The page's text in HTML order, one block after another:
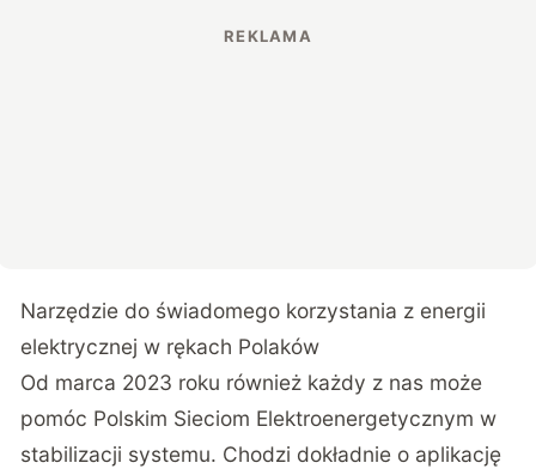
Narzędzie do świadomego korzystania z energii
elektrycznej w rękach Polaków
Od marca 2023 roku również każdy z nas może
pomóc Polskim Sieciom Elektroenergetycznym w
stabilizacji systemu. Chodzi dokładnie o aplikację